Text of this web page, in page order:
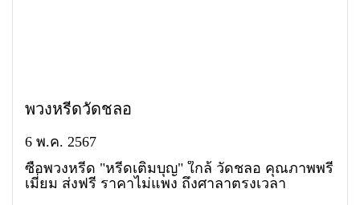
พวงหรีดวัดชลอ
6 พ.ค. 2567
ซื้อพวงหรีด "หรีดเติมบุญ" ใกล้ วัดชลอ คุณภาพพรี
เมี่ยม ส่งฟรี ราคาไม่แพง ถึงศาลาตรงเวลา